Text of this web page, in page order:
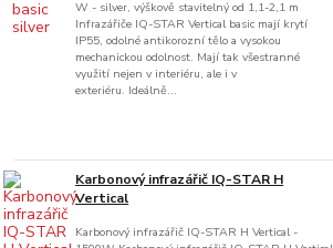
W - silver, výškově stavitelný od 1,1-2,1 m
Infrazářiče IQ-STAR Vertical basic mají krytí
IP55, odolné antikorozní tělo a vysokou
mechanickou odolnost. Mají tak všestranné
využití nejen v interiéru, ale i v
exteriéru. Ideálně...
Karbonový infrazářič IQ-STAR H
Vertical
Karbonový infrazářič IQ-STAR H Vertical -